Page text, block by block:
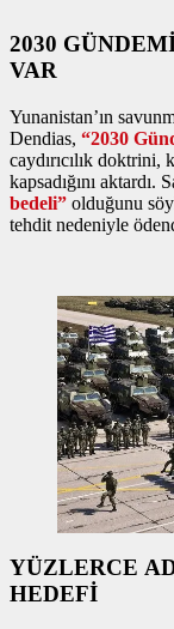
2030
VAR
Yunanistan’ın
Dendias, “2030
caydırıcılık doktrini,
kapsadığını aktardı.
bedeli” olduğunu
tehdit nedeniyle
YÜZLERCE
HEDEFİ